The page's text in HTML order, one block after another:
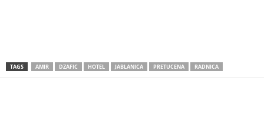
TAGS AMIR DZAFIC HOTEL JABLANICA PRETUCENA RADNICA